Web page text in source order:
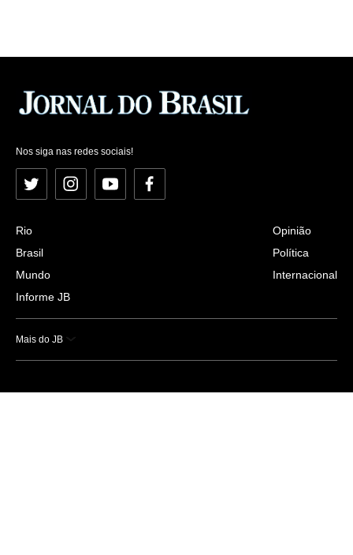
Nos siga nas redes sociais!
Twitter InstagramYouTubeFacebook
Rio
Brasil
Mundo
Informe JB
Opinião
Política
Internacional
Mais do JB
Esportes